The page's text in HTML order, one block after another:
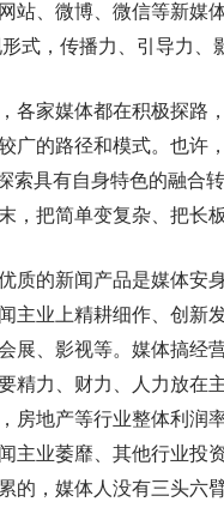
站、微博、微信等新媒
式，传播力、引导力、
家媒体都在积极探路
广的路径和模式。也许
索具有自身特色的融合
，把简单变复杂、把长板
的新闻产品是媒体安
主业上精耕细作、创新
展、影视等。媒体搞经
精力、财力、人力放在
房地产等行业整体利润
主业萎靡、其他行业投
的，媒体人没有三头六